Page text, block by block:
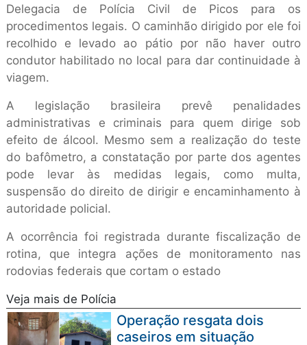
Delegacia de Polícia Civil de Picos para os
procedimentos legais. O caminhão dirigido por ele foi
recolhido e levado ao pátio por não haver outro
condutor habilitado no local para dar continuidade à
viagem.
A legislação brasileira prevê penalidades
administrativas e criminais para quem dirige sob
efeito de álcool. Mesmo sem a realização do teste
do bafômetro, a constatação por parte dos agentes
pode levar às medidas legais, como multa,
suspensão do direito de dirigir e encaminhamento à
autoridade policial.
A ocorrência foi registrada durante fiscalização de
rotina, que integra ações de monitoramento nas
rodovias federais que cortam o estado
Veja mais de Polícia
Operação resgata dois
caseiros em situação